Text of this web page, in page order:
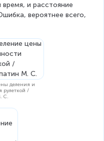
время, и расстояние
вероятнее всего,
деления и
рулеткой /
С.